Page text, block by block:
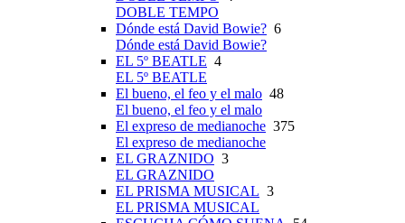
DOBLE TEMPO
Dónde está David Bowie? 6
Dónde está David Bowie?
EL 5º BEATLE 4
EL 5º BEATLE
El bueno, el feo y el malo 48
El bueno, el feo y el malo
El expreso de medianoche 375
El expreso de medianoche
EL GRAZNIDO 3
EL GRAZNIDO
EL PRISMA MUSICAL 3
EL PRISMA MUSICAL